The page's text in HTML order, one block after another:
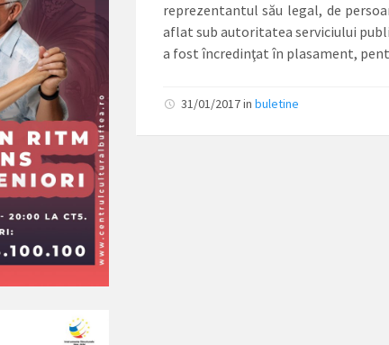
reprezentantul său legal, de
aflat sub autoritatea serviciului
a fost încredinţat în plasament,
31/01/2017in buletine